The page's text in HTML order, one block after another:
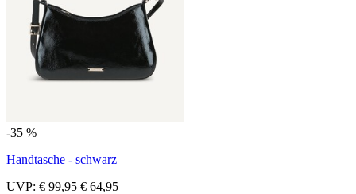
-35 %
Handtasche - schwarz
UVP: € 99,95 € 64,95